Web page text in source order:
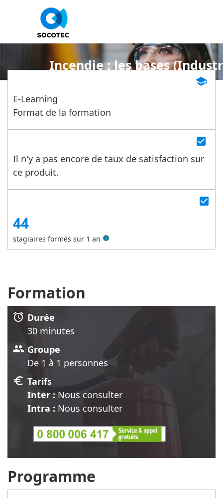
Incendie : les bases
E-Learning
Format de la formation
school
Il n'y a pas encore de taux de satisfaction sur
ce produit.
check_box
check_box
44
stagiaires formés sur 1 an info
Formation
alarm Durée
30 minutes
group Groupe
De 1 à 1 personnes
euro Tarifs
Inter : Nous consulter
Intra : Nous consulter
Programme